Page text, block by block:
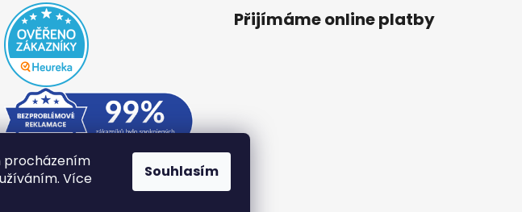
procházením
Více
Souhlasím
Přijímáme online platby